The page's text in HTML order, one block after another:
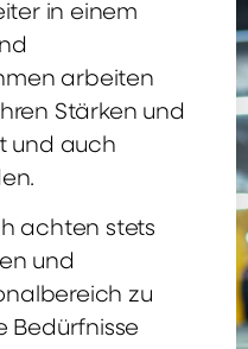
in einem
arbeiten
Stärken und
und auch
achten stets
und
zu
Bedürfnisse